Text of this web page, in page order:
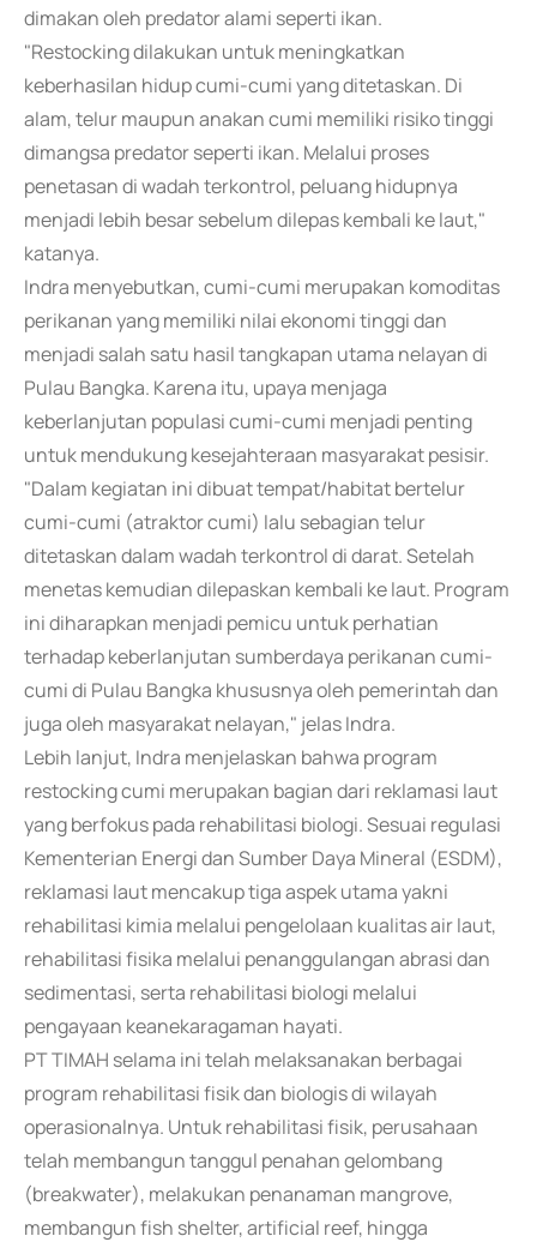
dimakan oleh predator alami seperti ikan.
"Restocking dilakukan untuk meningkatkan
keberhasilan hidup cumi-cumi yang ditetaskan. Di
alam, telur maupun anakan cumi memiliki risiko tinggi
dimangsa predator seperti ikan. Melalui proses
penetasan di wadah terkontrol, peluang hidupnya
menjadi lebih besar sebelum dilepas kembali ke laut,"
katanya.
Indra menyebutkan, cumi-cumi merupakan komoditas
perikanan yang memiliki nilai ekonomi tinggi dan
menjadi salah satu hasil tangkapan utama nelayan di
Pulau Bangka. Karena itu, upaya menjaga
keberlanjutan populasi cumi-cumi menjadi penting
untuk mendukung kesejahteraan masyarakat pesisir.
"Dalam kegiatan ini dibuat tempat/habitat bertelur
cumi-cumi (atraktor cumi) lalu sebagian telur
ditetaskan dalam wadah terkontrol di darat. Setelah
menetas kemudian dilepaskan kembali ke laut. Program
ini diharapkan menjadi pemicu untuk perhatian
terhadap keberlanjutan sumberdaya perikanan cumi-
cumi di Pulau Bangka khususnya oleh pemerintah dan
juga oleh masyarakat nelayan," jelas Indra.
Lebih lanjut, Indra menjelaskan bahwa program
restocking cumi merupakan bagian dari reklamasi laut
yang berfokus pada rehabilitasi biologi. Sesuai regulasi
Kementerian Energi dan Sumber Daya Mineral (ESDM),
reklamasi laut mencakup tiga aspek utama yakni
rehabilitasi kimia melalui pengelolaan kualitas air laut,
rehabilitasi fisika melalui penanggulangan abrasi dan
sedimentasi, serta rehabilitasi biologi melalui
pengayaan keanekaragaman hayati.
PT TIMAH selama ini telah melaksanakan berbagai
program rehabilitasi fisik dan biologis di wilayah
operasionalnya. Untuk rehabilitasi fisik, perusahaan
telah membangun tanggul penahan gelombang
(breakwater), melakukan penanaman mangrove,
membangun fish shelter, artificial reef, hingga